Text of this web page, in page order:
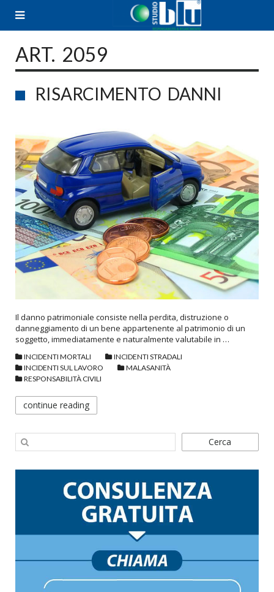
ART. 2059
RISARCIMENTO DANNI
Il danno patrimoniale consiste nella perdita, distruzione o
danneggiamento di un bene appartenente al patrimonio di un
soggetto, immediatamente e naturalmente valutabile in …
INCIDENTI MORTALI
INCIDENTI STRADALI
INCIDENTI SUL LAVORO
MALASANITÀ
RESPONSABILITÀ CIVILI
continue reading
Cerca